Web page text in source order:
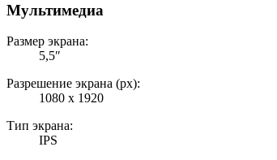
Мультимедиа
Размер экрана:
5,5″
Разрешение экрана (px):
1080 x 1920
Тип экрана:
IPS